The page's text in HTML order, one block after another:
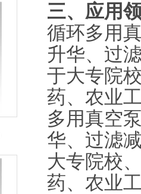
三、应用
循环多用
升华、过
于大专院
药、农业
多用真空
华、过滤
大专院校
药、农业